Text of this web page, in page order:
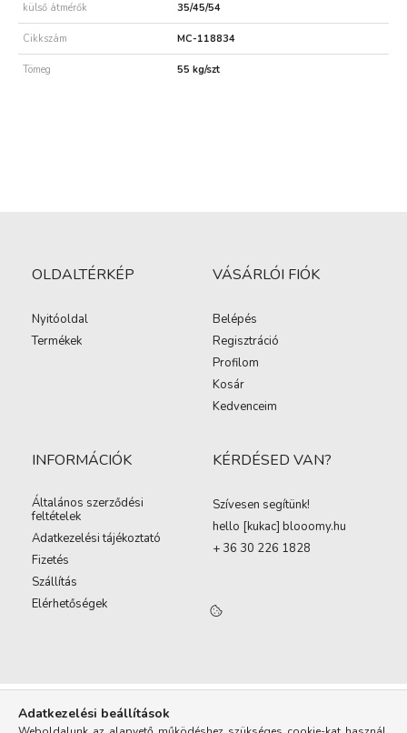
külső átmérők 35/45/54
Cikkszám MC-118834
Tömeg 55 kg/szt
OLDALTÉRKÉP
Nyitóoldal
Termékek
VÁSÁRLÓI FIÓK
Belépés
Regisztráció
Profilom
Kosár
Kedvenceim
INFORMÁCIÓK
Általános szerződési
feltételek
Adatkezelési tájékoztató
Fizetés
Szállítás
Elérhetőségek
KÉRDÉSED VAN?
Szívesen segítünk!
hello [kukac] blooomy.hu
+ 36 30 226 1828
Adatkezelési beállítások